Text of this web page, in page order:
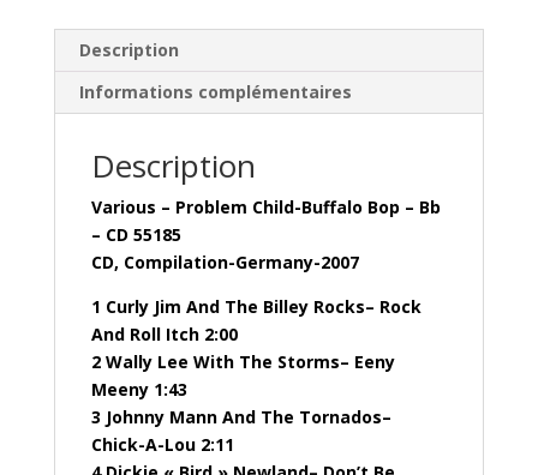
-
CD
Description
Informations complémentaires
Description
Various – Problem Child-Buffalo Bop – Bb
– CD 55185
CD, Compilation-Germany-2007
1 Curly Jim And The Billey Rocks– Rock
And Roll Itch 2:00
2 Wally Lee With The Storms– Eeny
Meeny 1:43
3 Johnny Mann And The Tornados–
Chick-A-Lou 2:11